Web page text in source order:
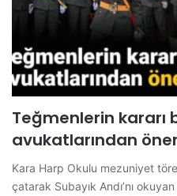
Teğmenlerin kararı
avukatlarından
Kara Harp Okulu mezuniyet
çatarak Subayık Andı’nı